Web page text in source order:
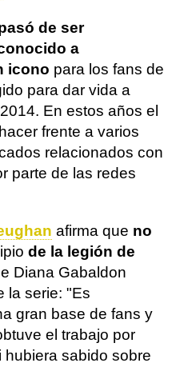
de ser
a
icono para los fans de
para dar vida a
En estos años el
frente a varios
relacionados con
parte de las redes
afirma que no
de la legión de
Diana Gabaldon
la serie: "Es
gran base de fans y
el trabajo por
hubiera sabido sobre